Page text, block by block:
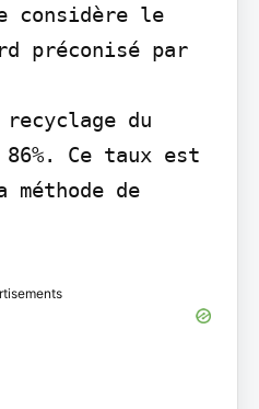
considère le
préconisé par
du
Ce taux est
de